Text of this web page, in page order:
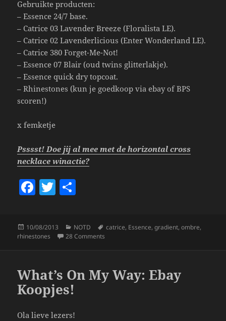
Gebruikte producten:
– Essence 24/7 base.
– Catrice 03 Lavender Breeze (Floralista LE).
– Catrice 02 Lavenderlicious (Enter Wonderland LE).
– Catrice 380 Forget-Me-Not!
– Essence 07 Blair (oud twins glitterlakje).
– Essence quick dry topcoat.
– Rhinestones (kun je goedkoop via ebay of BPS
scoren!)
x femketje
Psssst! Doe jij al mee met de horizontal cross
necklace winactie?
F
c
e
o
o
k
T
itt
er
a
re
Posted
on
10/08/2013 Categories
NOTD Tags
catrice, Essence,gradient,ombre,
rhinestones
28 Comments
What’s On My Way: Ebay
Koopjes!
Ola lieve lezers!